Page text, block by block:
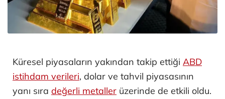
Küresel piyasaların yakından takip ettiği ABD
istihdam verileri, dolar ve tahvil piyasasının
yanı sıra değerli metaller üzerinde de etkili oldu.